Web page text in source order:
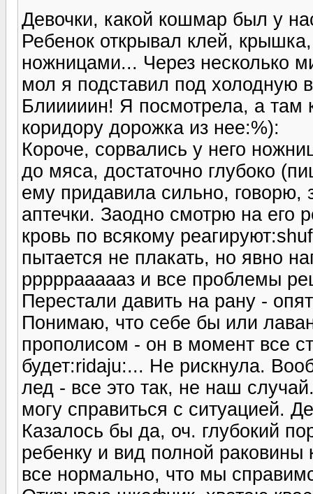
Девочки, какой кошмар был у
Ребенок открывал клей,
ножницами... Через несколько
мол я подставил под холодную
Блииииин! Я посмотрела, а там
коридору дорожка из нее:%):
Короче, сорвались у него
до мяса, достаточно глубоко
ему придавила сильно, говорю,
аптечки. Заодно смотрю на его
кровь по всякому
пытается не плакать, но явно
ррррраааааз и все проблемы
Перестали давить на рану -
Понимаю, что себе бы или
прополисом - он в момент все
будет:ridaju:... Не рискнула.
лед - все это так, не наш
могу справиться с ситуацией.
Казалось бы да, оч. глубокий
ребенку и вид полной
все нормально, что мы